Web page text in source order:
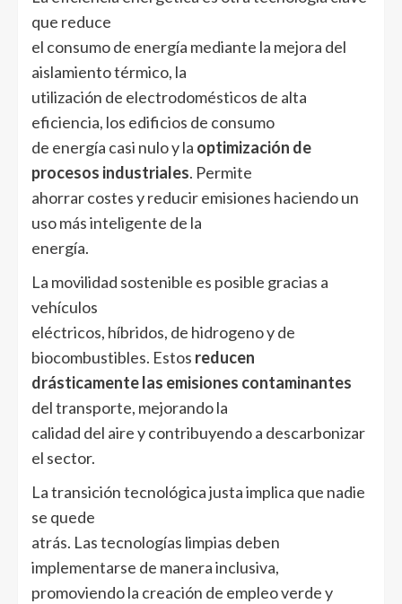
que reduce
el consumo de energía mediante la mejora del
aislamiento térmico, la
utilización de electrodomésticos de alta
eficiencia, los edificios de consumo
de energía casi nulo y la optimización de
procesos industriales. Permite
ahorrar costes y reducir emisiones haciendo un
uso más inteligente de la
energía.
La movilidad sostenible es posible gracias a
vehículos
eléctricos, híbridos, de hidrogeno y de
biocombustibles. Estos reducen
drásticamente las emisiones contaminantes
del transporte, mejorando la
calidad del aire y contribuyendo a descarbonizar
el sector.
La transición tecnológica justa implica que nadie
se quede
atrás. Las tecnologías limpias deben
implementarse de manera inclusiva,
promoviendo la creación de empleo verde y